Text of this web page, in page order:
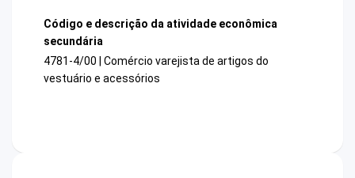
Código e descrição da atividade econômica
secundária
4781-4/00 | Comércio varejista de artigos do
vestuário e acessórios